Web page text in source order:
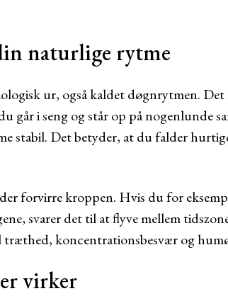
naturlige rytme
ur, også kaldet døgnrytmen.
går i seng og står op på nogenlunde
stabil. Det betyder, at du falder
forvirre kroppen. Hvis du for
svarer det til at flyve mellem
træthed, koncentrationsbesvær og
virker